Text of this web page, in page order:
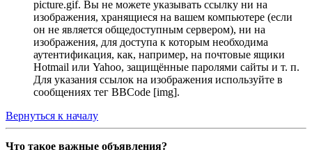
picture.gif. Вы не можете указывать ссылку ни на
изображения, хранящиеся на вашем компьютере (если
он не является общедоступным сервером), ни на
изображения, для доступа к которым необходима
аутентификация, как, например, на почтовые ящики
Hotmail или Yahoo, защищённые паролями сайты и т. п.
Для указания ссылок на изображения используйте в
сообщениях тег BBCode [img].
Вернуться к началу
Что такое важные объявления?